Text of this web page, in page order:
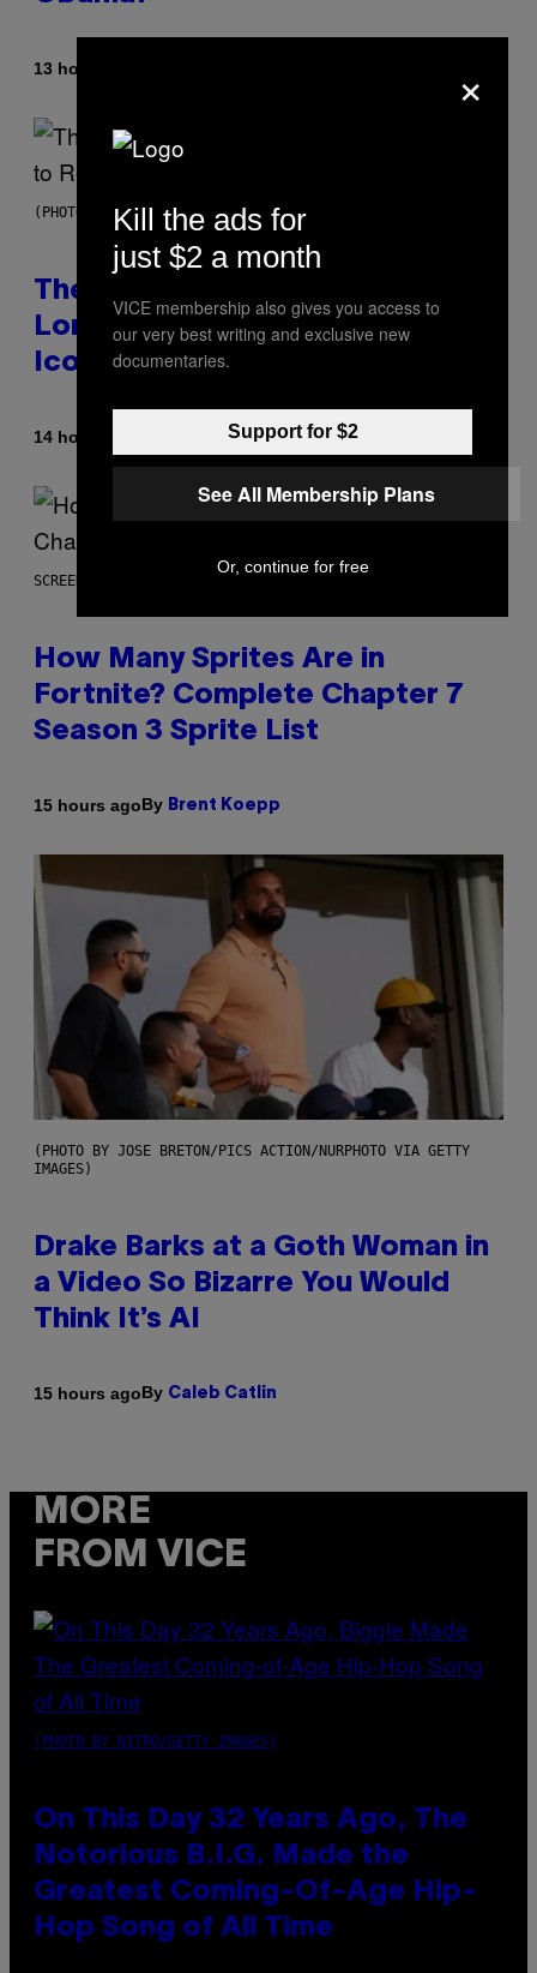
13 hours ago
(PHOTO BY PEDRO BECERRA/GETTY IMAGES FOR LIVE NATION)
The Weeknd Says He’s No
Longer Going To Retire His
Iconic Moniker
14 hours ago Caleb Catlin
SCREENSHOT: EPIC GAMES
How Many Sprites Are in
Fortnite? Complete Chapter 7
Season 3 Sprite List
15 hours agoBy Brent Koepp
(PHOTO BY JOSE BRETON/PICS ACTION/NURPHOTO VIA GETTY
IMAGES)
Drake Barks at a Goth Woman in
a Video So Bizarre You Would
Think It’s AI
15 hours agoBy Caleb Catlin
MORE
FROM VICE
(PHOTO BY NITRO/GETTY IMAGES)
On This Day 32 Years Ago, The
Notorious B.I.G. Made the
Greatest Coming-Of-Age Hip-
Hop Song of All Time
×
Kill the ads for
just $2 a month
VICE membership also gives you access to
our very best writing and exclusive new
documentaries.
Support for $2
See All Membership Plans
Or, continue for free